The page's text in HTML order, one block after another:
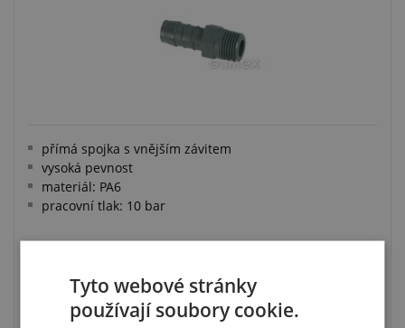
přímá spojka s vnějším závitem
vysoká pevnost
materiál: PA6
pracovní tlak: 10 bar
VYBRAT VARIANTU
Tyto webové stránky
používají soubory cookie.